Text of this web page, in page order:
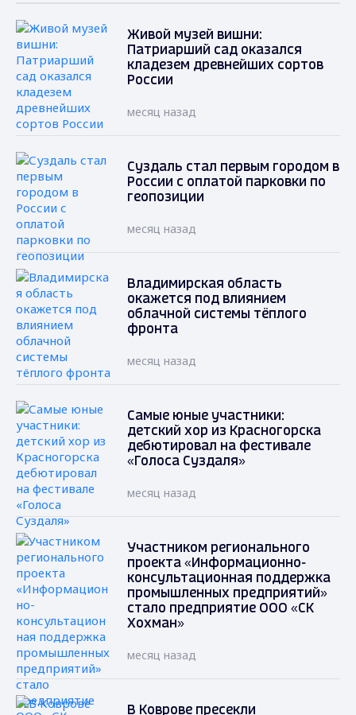
Живой музей вишни:
Патриарший сад оказался
кладезем древнейших сортов
России
месяц назад
Суздаль стал первым городом в
России с оплатой парковки по
геопозиции
месяц назад
Владимирская область
окажется под влиянием
облачной системы тёплого
фронта
месяц назад
Самые юные участники:
детский хор из Красногорска
дебютировал на фестивале
«Голоса Суздаля»
месяц назад
Участником регионального
проекта «Информационно-
консультационная поддержка
промышленных предприятий»
стало предприятие ООО «СК
Хохман»
месяц назад
В Коврове пресекли